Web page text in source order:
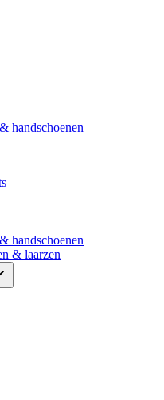
handschoenen
handschoenen
& laarzen